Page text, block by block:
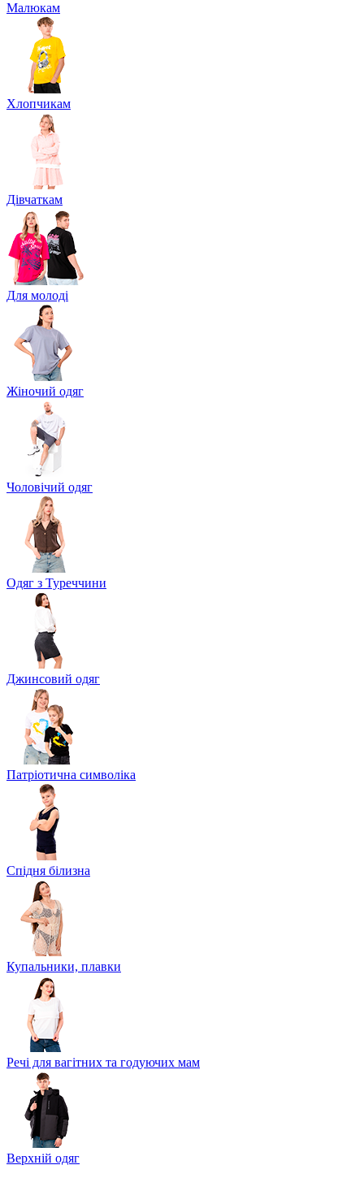
Малюкам
Хлопчикам
Дівчаткам
Для молоді
Жіночий одяг
Чоловічий одяг
Одяг з Туреччини
Джинсовий одяг
Патріотична символіка
Спідня білизна
Купальники, плавки
Речі для вагітних та годуючих мам
Верхній одяг